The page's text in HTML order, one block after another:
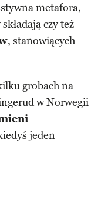
metafora,
czy też
, stanowiących
grobach na
w Norwegii
jeden